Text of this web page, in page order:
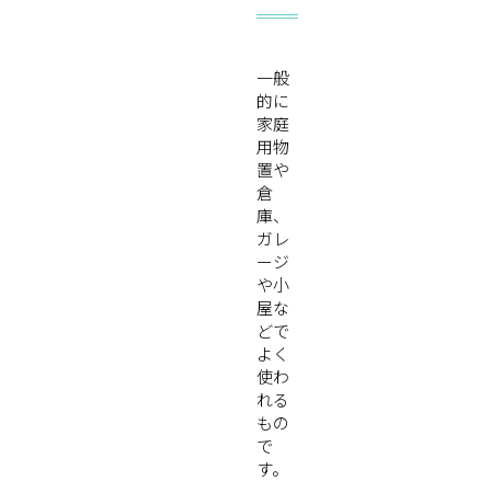
一般
的に
家庭
用物
置や
倉
庫、
ガレ
ージ
や小
屋な
どで
よく
使わ
れる
もの
で
す。